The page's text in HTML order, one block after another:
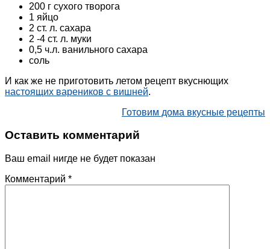
200 г сухого творога
1 яйцо
2 ст. л. сахара
2 -4 ст. л. муки
0,5 ч.л. ванильного сахара
соль
И как же не приготовить летом рецепт вкуснющих
настоящих вареников с вишней.
Готовим дома вкусные рецепты
Оставить комментарий
Ваш email нигде не будет показан
Комментарий *